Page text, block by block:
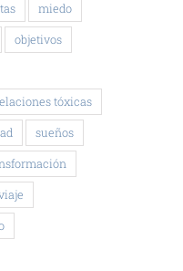
miedo
objetivos
tóxicas
sueños